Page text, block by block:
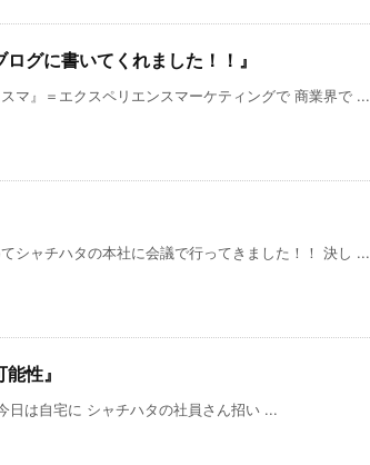
グに書いてくれました！！』
マ』＝エクスペリエンスマーケティングで 商業界で ...
シャチハタの本社に会議で行ってきました！！ 決し ...
性』
は自宅に シャチハタの社員さん招い ...